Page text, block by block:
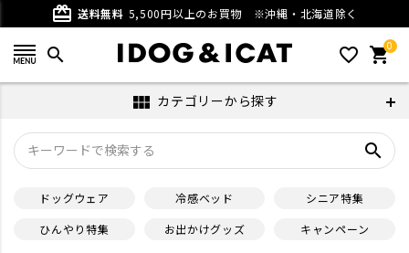
card_giftcard 送料無料 5,500円以上のお買物 ※沖縄・北海道除く
search favorite_outline 0
shopping_cart
view_module カテゴリーから探す
search
ドッグウェア 冷感ベッド
シニア特集
ひんやり特集
お出かけグッズ キャンペーン